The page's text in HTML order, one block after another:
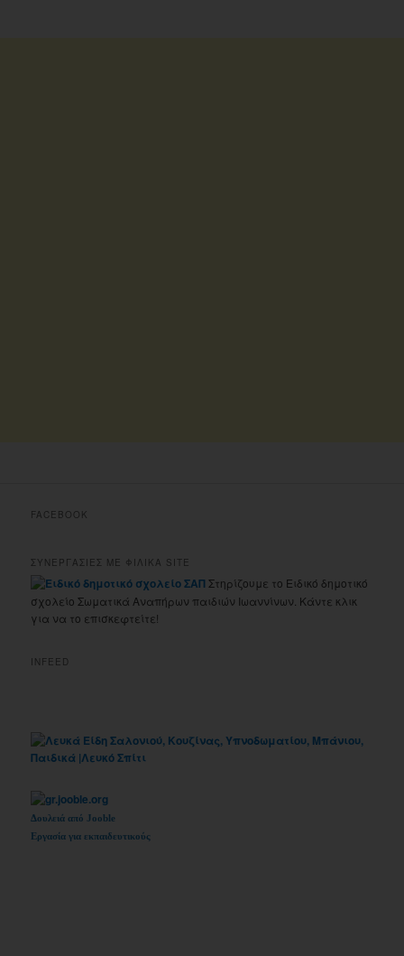
FACEBOOK
ΣΥΝΕΡΓΑΣΙΕΣ ΜΕ ΦΙΛΙΚΑ SITE
Στηρίζουμε το Ειδικό δημοτικό
σχολείο Σωματικά Αναπήρων παιδιών Ιωαννίνων. Κάντε κλικ
για να το επισκεφτείτε!
INFEED
Δουλειά από Jooble
Εργασία για εκπαιδευτικούς